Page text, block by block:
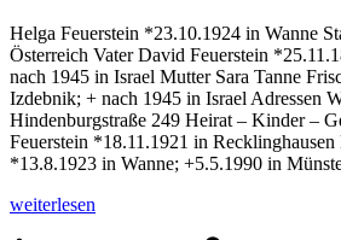
Helga Feuerstein *23.10.1924 in Wanne
Österreich Vater David Feuerstein
nach 1945 in Israel Mutter Sara Tanne
Izdebnik; + nach 1945 in Israel Adressen
Hindenburgstraße 249 Heirat – Kinder –
Feuerstein *18.11.1921 in Recklinghausen
*13.8.1923 in Wanne; +5.5.1990 in
„Feuerstein
weiterlesen